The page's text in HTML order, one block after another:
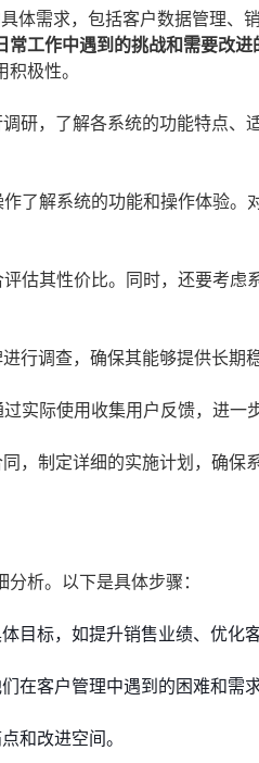
体需求，包括客户数据管理、
工作中遇到的挑战和需要改进
极性。
研，了解各系统的功能特点、
了解系统的功能和操作体验。
估其性价比。同时，还要考虑
行调查，确保其能够提供长期
实际使用收集用户反馈，进一
，制定详细的实施计划，确保
析。以下是具体步骤：
目标，如提升销售业绩、优化
在客户管理中遇到的困难和需求
和改进空间。